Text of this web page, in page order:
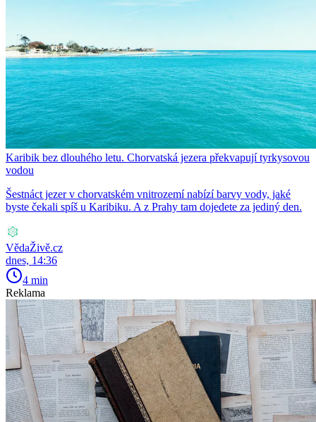
Karibik bez dlouhého letu. Chorvatská jezera překvapují tyrkysovou
vodou
Šestnáct jezer v chorvatském vnitrozemí nabízí barvy vody, jaké
byste čekali spíš u Karibiku. A z Prahy tam dojedete za jediný den.
VědaŽivě.cz
dnes, 14:36
4 min
Reklama